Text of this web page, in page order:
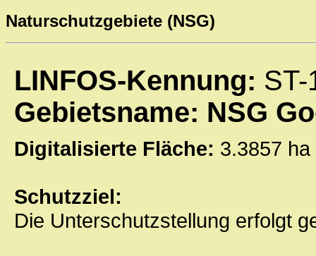
Naturschutzgebiete (NSG)
LINFOS-Kennung: ST-
Gebietsname: NSG
Digitalisierte Fläche: 3.3857
Schutzziel:
Die Unterschutzstellung erfolgt